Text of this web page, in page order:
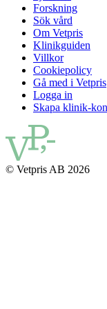
Forskning
Sök vård
Om Vetpris
Klinikguiden
Villkor
Cookiepolicy
Gå med i Vetpris
Logga in
Skapa klinik-
© Vetpris AB 2026